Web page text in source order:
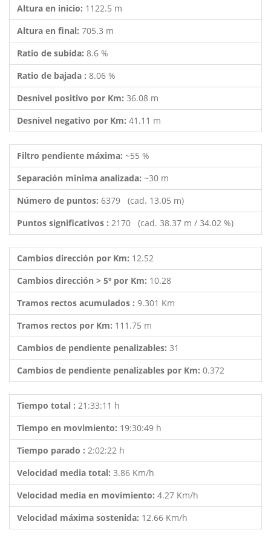
Altura en inicio: 1122.5 m
Altura en final: 705.3 m
Ratio de subida: 8.6 %
Ratio de bajada : 8.06 %
Desnivel positivo por Km: 36.08 m
Desnivel negativo por Km: 41.11 m
Filtro pendiente máxima: ~55 %
Separación minima analizada: ~30 m
Número de puntos: 6379 (cad. 13.05 m)
Puntos significativos : 2170 (cad. 38.37 m / 34.02 %)
Cambios dirección por Km: 12.52
Cambios dirección > 5º por Km: 10.28
Tramos rectos acumulados : 9.301 Km
Tramos rectos por Km: 111.75 m
Cambios de pendiente penalizables: 31
Cambios de pendiente penalizables por Km: 0.372
Tiempo total : 21:33:11 h
Tiempo en movimiento: 19:30:49 h
Tiempo parado : 2:02:22 h
Velocidad media total: 3.86 Km/h
Velocidad media en movimiento: 4.27 Km/h
Velocidad máxima sostenida: 12.66 Km/h